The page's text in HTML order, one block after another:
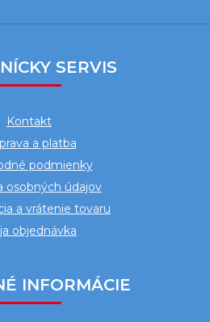
SERVIS
Kontakt
a platba
podmienky
osobných údajov
a vrátenie tovaru
objednávka
INFORMÁCIE